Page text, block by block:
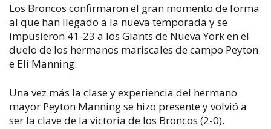
Los Broncos confirmaron el gran momento de forma
al que han llegado a la nueva temporada y se
impusieron 41-23 a los Giants de Nueva York en el
duelo de los hermanos mariscales de campo Peyton
e Eli Manning.
Una vez más la clase y experiencia del hermano
mayor Peyton Manning se hizo presente y volvió a
ser la clave de la victoria de los Broncos (2-0).